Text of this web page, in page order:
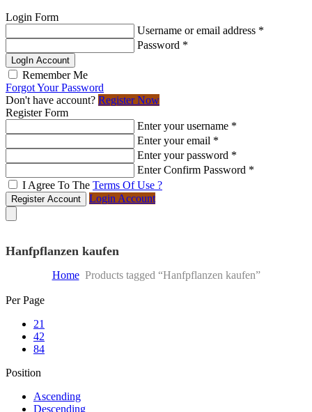
Login Form
Username or email address *
Password *
LogIn Account
Remember Me
Forgot Your Password
Don't have account? Register Now
Register Form
Enter your username *
Enter your email *
Enter your password *
Enter Confirm Password *
I Agree To The Terms Of Use ?
Register Account Login Account
Hanfpflanzen kaufen
HomeProducts tagged “Hanfpflanzen kaufen”
Skip
content
Per Page
21
42
84
Position
Ascending
Descending